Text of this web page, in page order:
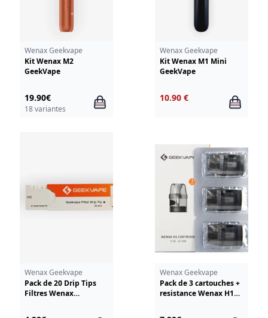
Wenax Geekvape
Kit Wenax M2
GeekVape
19.90€
18 variantes
Wenax Geekvape
Kit Wenax M1 Mini
GeekVape
10.90 €
Wenax Geekvape
Pack de 20 Drip Tips
Filtres Wenax
Wenax Geekvape
Pack de 3 cartouches +
resistance Wenax H1